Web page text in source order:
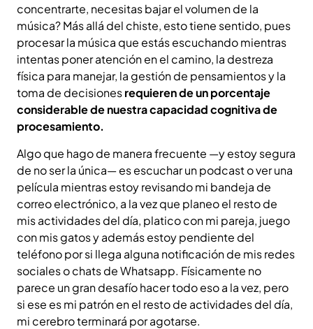
concentrarte, necesitas bajar el volumen de la
música? Más allá del chiste, esto tiene sentido, pues
procesar la música que estás escuchando mientras
intentas poner atención en el camino, la destreza
física para manejar, la gestión de pensamientos y la
toma de decisionesrequieren de un porcentaje
considerable de nuestra capacidad cognitiva de
procesamiento.
Algo que hago de manera frecuente —y estoy segura
de no ser la única— es escuchar un podcast o ver una
película mientras estoy revisando mi bandeja de
correo electrónico, a la vez que planeo el resto de
mis actividades del día, platico con mi pareja, juego
con mis gatos y además estoy pendiente del
teléfono por si llega alguna notificación de mis redes
sociales o chats de Whatsapp. Físicamente no
parece un gran desafío hacer todo eso a la vez, pero
si ese es mi patrón en el resto de actividades del día,
mi cerebro terminará por agotarse.